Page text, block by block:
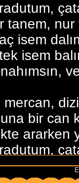
tanem,
isem
isem
mercan,
bir can
ararken
nem